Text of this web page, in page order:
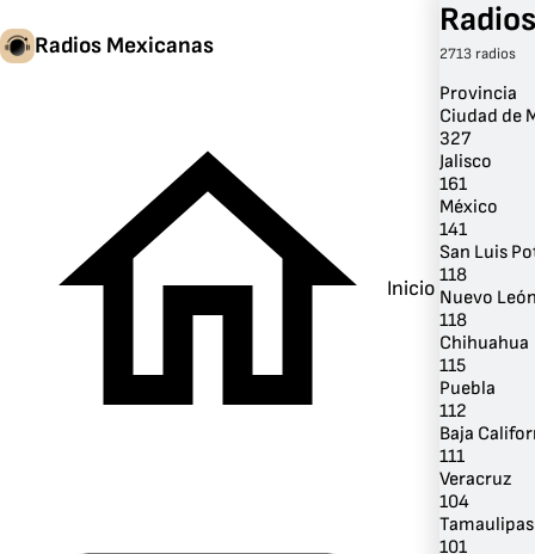
Radios Mexicanas
Inicio
2713 radios
Provincia
Ciudad de
327
Jalisco
161
México
141
San Luis
118
Nuevo
118
Chihuahua
115
Puebla
112
Baja
111
Veracruz
104
Tamaulipas
101